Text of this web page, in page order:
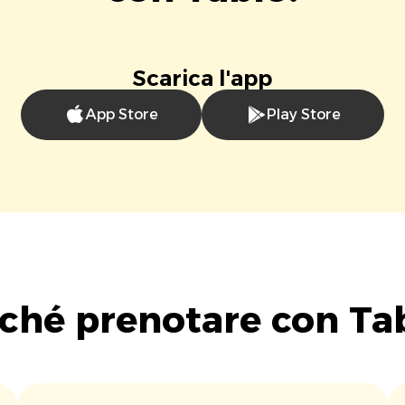
Scarica l'app
App Store Play Store
prenotare con